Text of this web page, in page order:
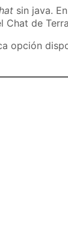
sin java.
Chat de
opción